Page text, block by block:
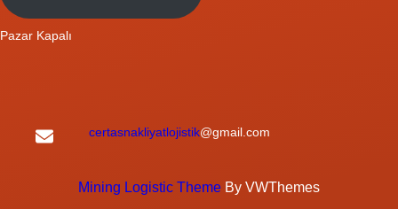
Pazar Kapalı
certasnakliyatlojistik@gmail.com
Mining Logistic Theme By VWThemes